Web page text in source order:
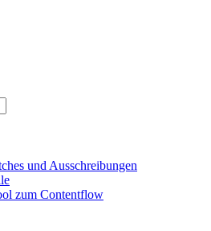
und Ausschreibungen
zum Contentflow